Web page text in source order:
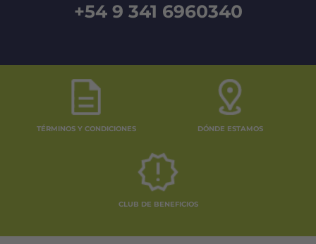
+54 9 341 6960340
TÉRMINOS Y CONDICIONES DÓNDE ESTAMOS
CLUB DE BENEFICIOS